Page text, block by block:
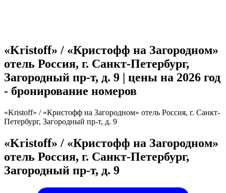
«Kristoff» / «Кристофф на Загородном»
отель Россия, г. Санкт-Петербург,
Загородный пр-т, д. 9 | цены на 2026 год
- бронирование номеров
«Kristoff» / «Кристофф на Загородном» отель Россия, г. Санкт-
Петербург, Загородный пр-т, д. 9
«Kristoff» / «Кристофф на Загородном»
отель Россия, г. Санкт-Петербург,
Загородный пр-т, д. 9